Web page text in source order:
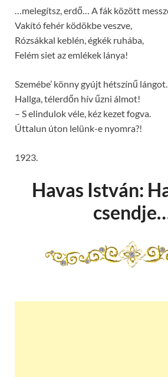
…melegítsz, erdő… A fák között
Vakító fehér ködökbe veszve,
Rózsákkal keblén, égkék ruhába,
Felém siet az emlékek lánya!
Szemébe’ könny gyújt hétszínű lángot.
Hallga, télerdőn hív űzni álmot!
– S elindulok véle, kéz kezet fogva.
Úttalun úton lelünk-e nyomra?!
1923.
Havas István: